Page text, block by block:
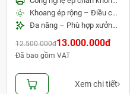
Khoang ép rộng – Điều chỉnh nhiệt độ và thời gian chính xác
Đa năng – Phù hợp xưởng in và kinh doanh quà tặng
12.500.000đ13.000.000đ
Đã bao gồm VAT
Xem chi tiết